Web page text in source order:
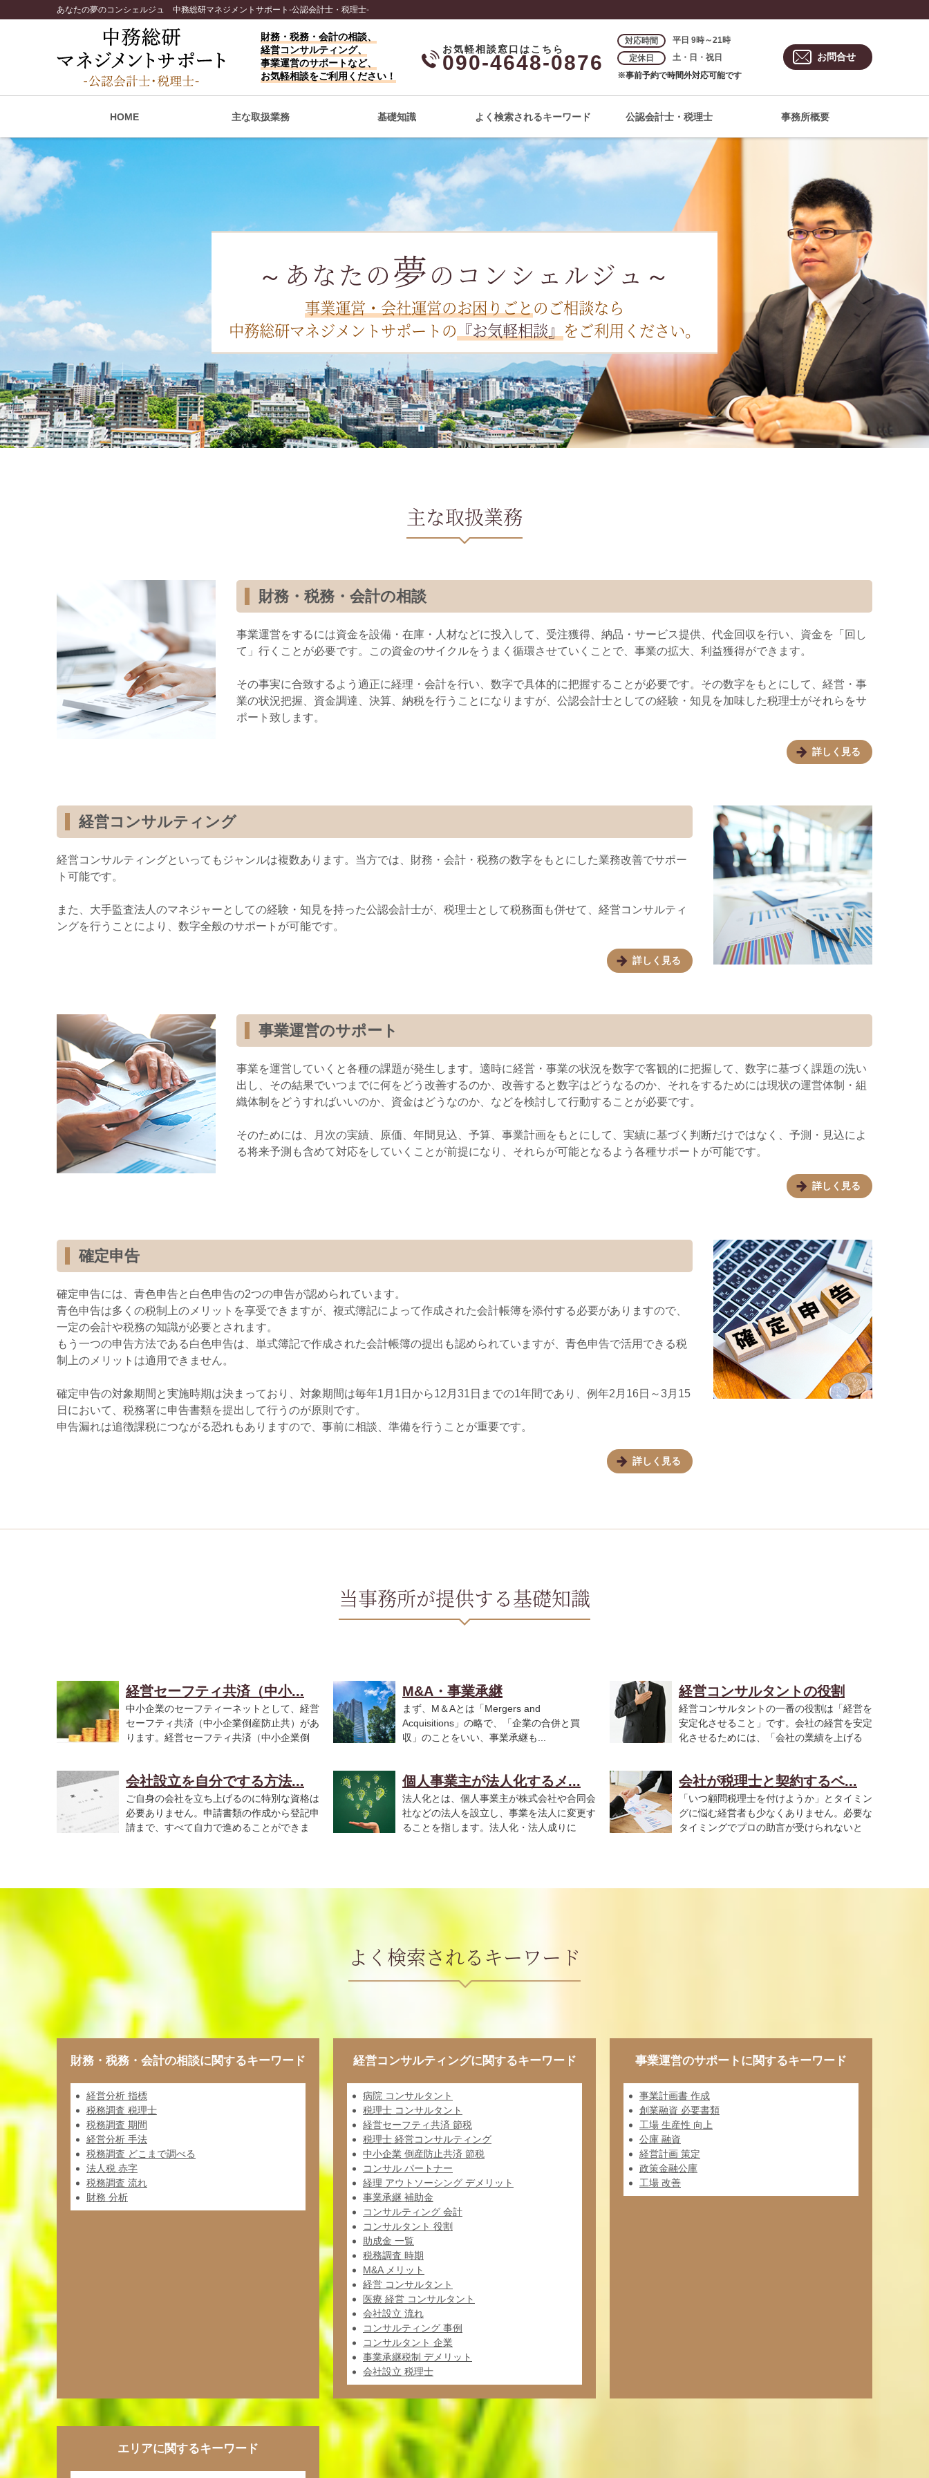
あなたの夢のコンシェルジュ 中務総研マネジメントサポート-公認会計士・税理士-
財務・税務・会計の相談、
経営コンサルティング、
事業運営のサポートなど、
お気軽相談をご利用ください！
090-4648-0876
対応時間
平日 9時～21時
定休日
土・日・祝日
※事前予約で時間外対応可能です
お問合せ
HOME 主な取扱業務 基礎知識 よく検索されるキーワード 公認会計士・税理士 事務所概要
～あなたの夢のコンシェルジュ～
事業運営・会社運営のお困りごと のご相談なら
中務総研マネジメントサポートの 『お気軽相談』 をご利用ください。
主な取扱業務
財務・税務・会計の相談
事業運営をするには資金を設備・在庫・人材などに投入して、受注獲得、納品・サービス提供、代金回収を行い、資金を「回し
て」行くことが必要です。この資金のサイクルをうまく循環させていくことで、事業の拡大、利益獲得ができます。
その事実に合致するよう適正に経理・会計を行い、数字で具体的に把握することが必要です。その数字をもとにして、経営・事
業の状況把握、資金調達、決算、納税を行うことになりますが、公認会計士としての経験・知見を加味した税理士がそれらをサ
ポート致します。
詳しく見る
経営コンサルティング
経営コンサルティングといってもジャンルは複数あります。当方では、財務・会計・税務の数字をもとにした業務改善でサポー
ト可能です。
また、大手監査法人のマネジャーとしての経験・知見を持った公認会計士が、税理士として税務面も併せて、経営コンサルティ
ングを行うことにより、数字全般のサポートが可能です。
詳しく見る
事業運営のサポート
事業を運営していくと各種の課題が発生します。適時に経営・事業の状況を数字で客観的に把握して、数字に基づく課題の洗い
出し、その結果でいつまでに何をどう改善するのか、改善すると数字はどうなるのか、それをするためには現状の運営体制・組
織体制をどうすればいいのか、資金はどうなのか、などを検討して行動することが必要です。
そのためには、月次の実績、原価、年間見込、予算、事業計画をもとにして、実績に基づく判断だけではなく、予測・見込によ
る将来予測も含めて対応をしていくことが前提になり、それらが可能となるよう各種サポートが可能です。
詳しく見る
確定申告
確定申告には、青色申告と白色申告の2つの申告が認められています。
青色申告は多くの税制上のメリットを享受できますが、複式簿記によって作成された会計帳簿を添付する必要がありますので、
一定の会計や税務の知識が必要とされます。
もう一つの申告方法である白色申告は、単式簿記で作成された会計帳簿の提出も認められていますが、青色申告で活用できる税
制上のメリットは適用できません。
確定申告の対象期間と実施時期は決まっており、対象期間は毎年1月1日から12月31日までの1年間であり、例年2月16日～3月15
日において、税務署に申告書類を提出して行うのが原則です。
申告漏れは追徴課税につながる恐れもありますので、事前に相談、準備を行うことが重要です。
詳しく見る
当事務所が提供する基礎知識
経営セーフティ共済（中小...
中小企業のセーフティーネットとして、経営
セーフティ共済（中小企業倒産防止共）があ
ります。経営セーフティ共済（中小企業倒
M&A・事業承継
まず、M＆Aとは「Mergers and
Acquisitions」の略で、「企業の合併と買
収」のことをいい、事業承継も...
経営コンサルタントの役割
経営コンサルタントの一番の役割は「経営を
安定化させること」です。会社の経営を安定
化させるためには、「会社の業績を上げる
会社設立を自分でする方法...
ご自身の会社を立ち上げるのに特別な資格は
必要ありません。申請書類の作成から登記申
請まで、すべて自力で進めることができま
個人事業主が法人化するメ...
法人化とは、個人事業主が株式会社や合同会
社などの法人を設立し、事業を法人に変更す
ることを指します。法人化・法人成りに
会社が税理士と契約するベ...
「いつ顧問税理士を付けようか」とタイミン
グに悩む経営者も少なくありません。必要な
タイミングでプロの助言が受けられないと
よく検索されるキーワード
財務・税務・会計の相談に関するキーワード
経営分析 指標
税務調査 税理士
税務調査 期間
経営分析 手法
税務調査 どこまで調べる
法人税 赤字
税務調査 流れ
財務 分析
経営コンサルティングに関するキーワード
病院 コンサルタント
税理士 コンサルタント
経営セーフティ共済 節税
税理士 経営コンサルティング
中小企業 倒産防止共済 節税
コンサル パートナー
経理 アウトソーシング デメリット
事業承継 補助金
コンサルティング 会計
コンサルタント 役割
助成金 一覧
税務調査 時期
M&A メリット
経営 コンサルタント
医療 経営 コンサルタント
会社設立 流れ
コンサルティング 事例
コンサルタント 企業
事業承継税制 デメリット
会社設立 税理士
事業運営のサポートに関するキーワード
事業計画書 作成
創業融資 必要書類
工場 生産性 向上
公庫 融資
経営計画 策定
政策金融公庫
工場 改善
エリアに関するキーワード